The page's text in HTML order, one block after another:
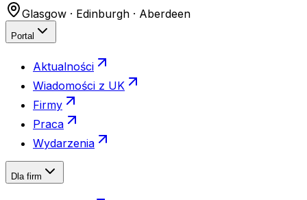
Glasgow · Edinburgh · Aberdeen
Portal
Aktualności
Wiadomości z UK
Firmy
Praca
Wydarzenia
Dla firm